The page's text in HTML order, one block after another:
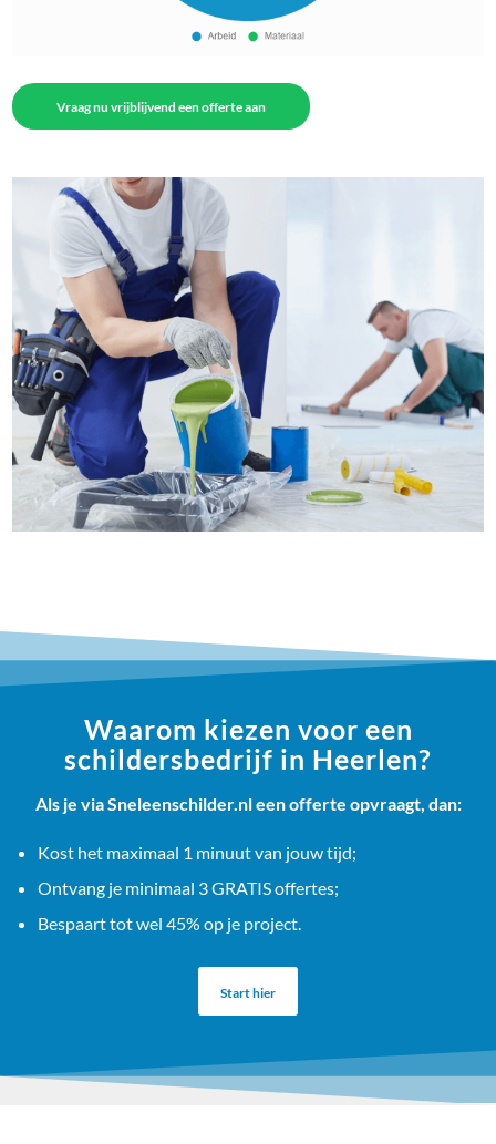
Vraag nu vrijblijvend een offerte aan
Waarom kiezen voor een
schildersbedrijf in Heerlen?
Als je via Sneleenschilder.nl een offerte opvraagt, dan:
Kost het maximaal 1 minuut van jouw tijd;
Ontvang je minimaal 3 GRATIS offertes;
Bespaart tot wel 45% op je project.
Start hier